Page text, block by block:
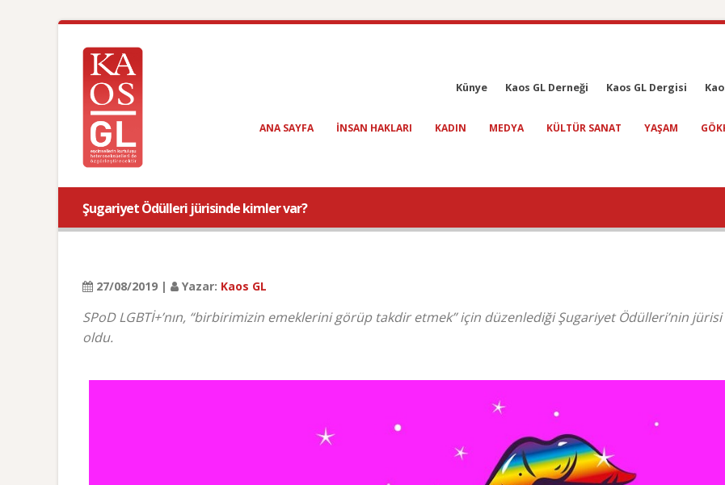
Künye Kaos GL Derneği Kaos GL Dergisi
ANA SAYFA INSAN HAKLARI KADIN MEDYA KÜLTÜR SANAT YAŞAM
Şugariyet Ödülleri jürisinde kimler var?
27/08/2019 | Yazar: Kaos GL
SPoD LGBTİ+’nın, “birbirimizin emeklerini görüp takdir etmek” için düzenlediği Şugariyet Ödülleri’nin
oldu.